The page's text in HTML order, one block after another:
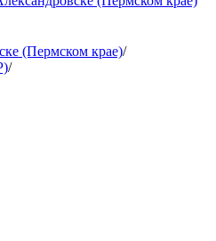
(Пермском крае)/
/